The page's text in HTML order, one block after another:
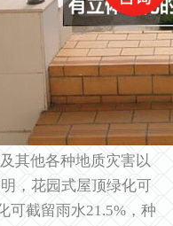
其他各种地质灾害以
，花园式屋顶绿化可
可截留雨水21.5%，种